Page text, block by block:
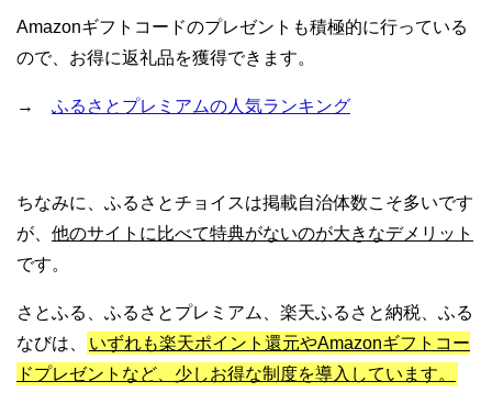
Amazonギフトコードのプレゼントも積極的に行っている
ので、お得に返礼品を獲得できます。
→ ふるさとプレミアムの人気ランキング
ちなみに、ふるさとチョイスは掲載自治体数こそ多いです
が、 他のサイトに比べて特典がないのが大きなデメリット
です。
さとふる、ふるさとプレミアム、楽天ふるさと納税、ふる
なびは、
いずれも楽天ポイント還元やAmazonギフトコー
ドプレゼントなど、少しお得な制度を導入しています。